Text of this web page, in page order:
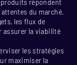
du marché.
les flux de
assurer la viabilité
les stratégies
maximiser la